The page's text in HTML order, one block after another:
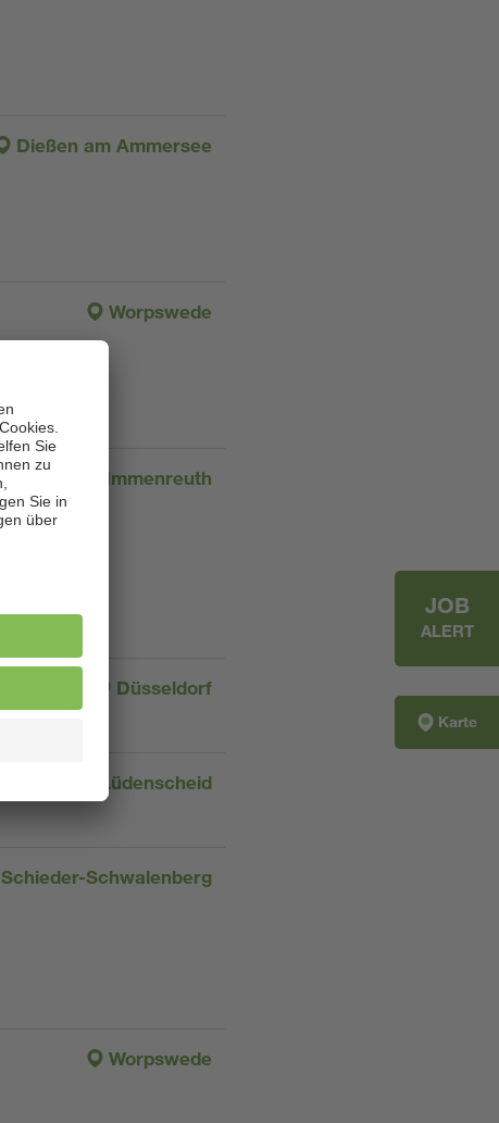
Dießen am Ammersee
Worpswede
Immenreuth
Düsseldorf
Lüdenscheid
Schieder-Schwalenberg
Worpswede
JOB
ALERT
Karte